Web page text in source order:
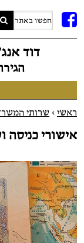
FB
דוד
ראשי > שרותי
אישורי כניסה